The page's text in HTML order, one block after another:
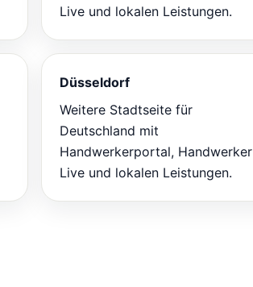
Live und lokalen Leistungen.
Düsseldorf
Weitere Stadtseite für
Deutschland mit
Handwerkerportal, Handwerker
Live und lokalen Leistungen.